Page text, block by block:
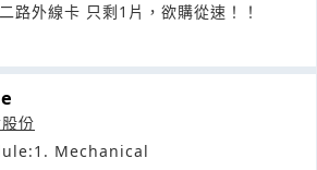
中古國際牌A系列總機二路外線卡 只剩1片，欲購從速！！
份
Mechanical